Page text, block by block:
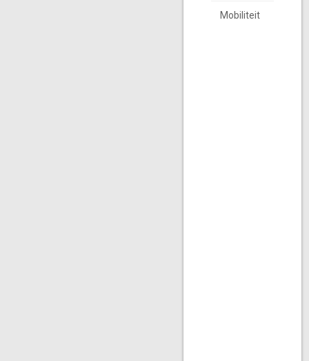
Mobiliteit